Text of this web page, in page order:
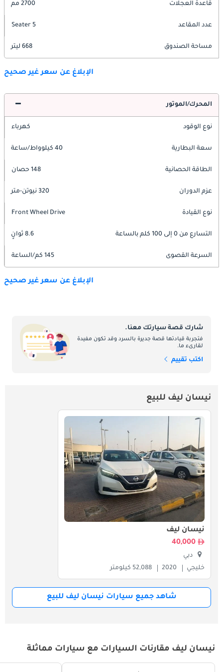
قاعدة العجلات 2700 مم
عدد المقاعد 5 Seater
مساحة الصندوق 668 ليتر
الإبلاغ عن سعر غير صحيح
المحرك/الموتور
نوع الوقود كهرباء
سعة البطارية 40 كيلوواط/ساعة
الطاقة الحصانية 148 حصان
عزم الدوران 320 نيوتن-متر
نوع القيادة Front Wheel Drive
التسارع من 0 إلى 100 كلم بالساعة 8.6 ثوانٍ
السرعة القصوى 145 كم/الساعة
الإبلاغ عن سعر غير صحيح
شارك قصة سيارتك معنا.
فتجربة قيادتها قصة جديرة بالسرد وقد تكون مفيدة
لقارىء ما.
اكتب تقييم
نيسان ليف للبيع
نيسان ليف
40,000
دبي
خليجي
2020 52,088 كيلومتر
شاهد جميع سيارات نيسان ليف للبيع
نيسان ليف مقارنات السيارات مع سيارات مماثلة